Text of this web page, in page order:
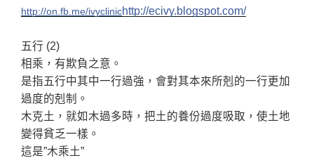
http://on.fb.me/ivyclinichttp://ecivy.blogspot.com/
五行 (2)
相乘，有欺負之意。
是指五行中其中一行過強，會對其本來所剋的一行更加
過度的剋制。
木克土，就如木過多時，把土的養份過度吸取，使土地
變得貧乏一樣。
這是”木乘土”